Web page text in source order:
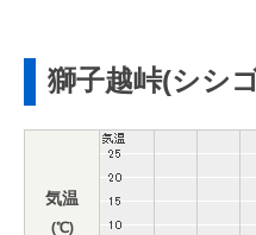
獅子越峠(シシ
気温
(℃)